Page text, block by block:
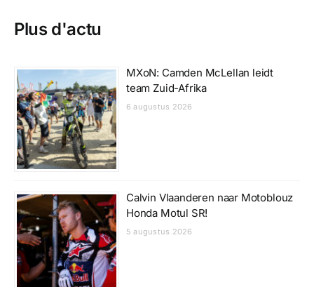
Plus d'actu
MXoN: Camden McLellan leidt
team Zuid-Afrika
6 augustus 2026
Calvin Vlaanderen naar Motoblouz
Honda Motul SR!
5 augustus 2026